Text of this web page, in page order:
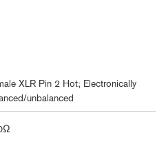
XLR Pin 2 Hot; Electronically
unbalanced